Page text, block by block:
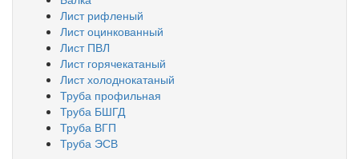
Лист рифленый
Лист оцинкованный
Лист ПВЛ
Лист горячекатаный
Лист холоднокатаный
Труба профильная
Труба БШГД
Труба ВГП
Труба ЭСВ